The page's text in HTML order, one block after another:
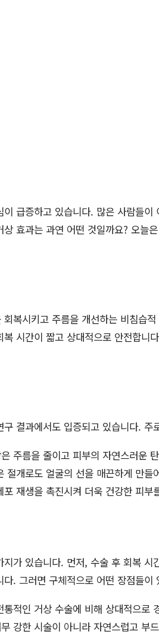
급증하고 있습니다. 많은 사람들
상 효과는 과연 어떤 것일까요? 오늘
복시키고 주름을 개선하는 비침습
복 시간이 짧고 상대적으로 안전합니
구 결과에서도 입증되고 있습니다.
주름을 줄이고 피부의 자연스러운
절개로도 얼굴의 선을 매끈하게 만들
포 재생을 촉진시켜 더욱 건강한 피부
지가 있습니다. 먼저, 수술 후 회복
. 그러면 구체적으로 어떤 장점들이
통적인 거상 수술에 비해 상대적으로
강한 시술이 아니라 자연스럽고 부